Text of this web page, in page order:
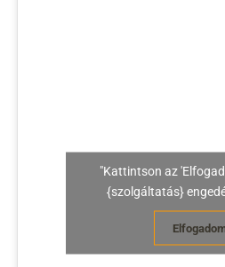
"Kattintson az
{szolgáltatás}